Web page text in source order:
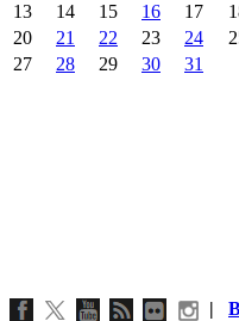
13
14 15 16 17
20
21 22 23 24
27
28 29 30 31
|